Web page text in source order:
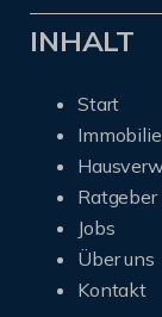
INHALT
Start
Ratgeber
Jobs
Über uns
Kontakt